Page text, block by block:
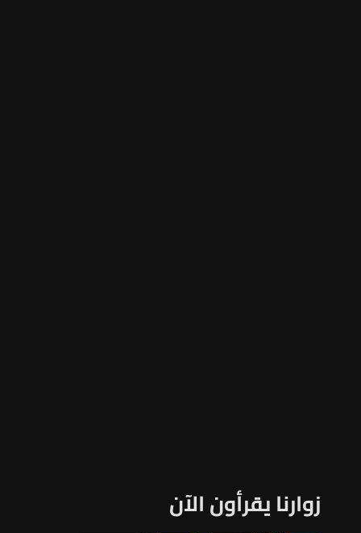
زوارنا يقرأون الآن